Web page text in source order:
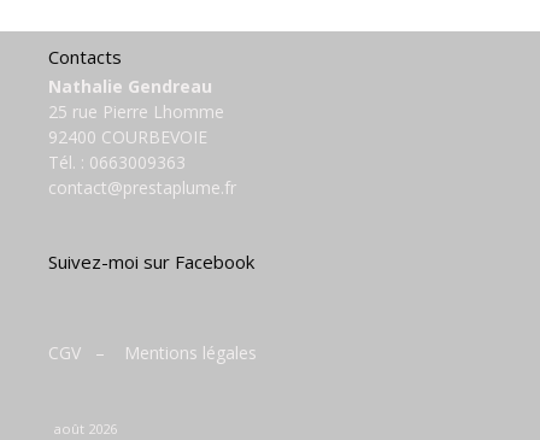
Contacts
Nathalie Gendreau
25 rue Pierre Lhomme
92400 COURBEVOIE
Tél. : 0663009363
contact@prestaplume.fr
Suivez-moi sur Facebook
CGV – Mentions légales
août 2026